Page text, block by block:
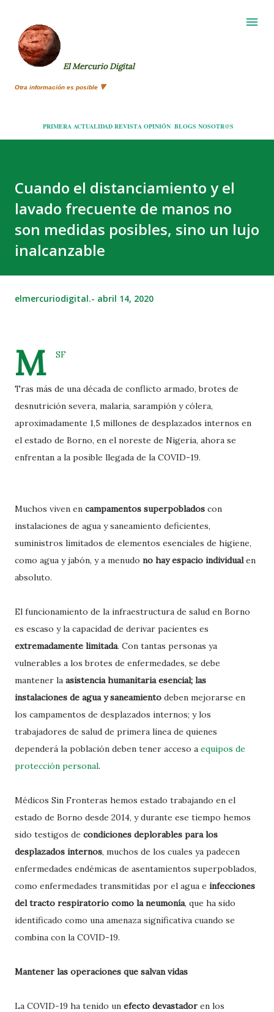
El Mercurio Digital
Otra información es posible 🔻
PRIMERA ACTUALIDAD REVISTA OPINIÓN BLOGS NOSOTR@S
Cuando el distanciamiento y el
lavado frecuente de manos no
son medidas posibles, sino un lujo
inalcanzable
elmercuriodigital.- abril 14, 2020
M SF
Tras más de una década de conflicto armado, brotes de
desnutrición severa, malaria, sarampión y cólera,
aproximadamente 1,5 millones de desplazados internos en
el estado de Borno, en el noreste de Nigeria, ahora se
enfrentan a la posible llegada de la COVID-19.
Muchos viven en campamentos superpoblados con
instalaciones de agua y saneamiento deficientes,
suministros limitados de elementos esenciales de higiene,
como agua y jabón, y a menudo no hay espacio individualen
absoluto.
El funcionamiento de la infraestructura de salud en Borno
es escaso y la capacidad de derivar pacientes es
extremadamente limitada. Con tantas personas ya
vulnerables a los brotes de enfermedades, se debe
mantener la asistencia humanitaria esencial; las
instalaciones de agua y saneamiento deben mejorarse en
los campamentos de desplazados internos; y los
trabajadores de salud de primera línea de quienes
dependerá la población deben tener acceso a equipos de
protección personal.
Médicos Sin Fronteras hemos estado trabajando en el
estado de Borno desde 2014, y durante ese tiempo hemos
sido testigos de condiciones deplorables para los
desplazados internos, muchos de los cuales ya padecen
enfermedades endémicas de asentamientos superpoblados,
como enfermedades transmitidas por el agua e infecciones
del tracto respiratorio como la neumonía, que ha sido
identificado como una amenaza significativa cuando se
combina con la COVID-19.
Mantener las operaciones que salvan vidas
La COVID-19 ha tenido un efecto devastador en los